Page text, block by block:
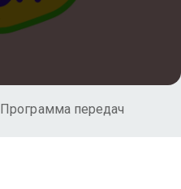
Программа передач